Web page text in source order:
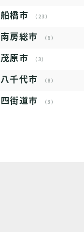
船橋市 （23）
南房総市 （6）
茂原市 （3）
八千代市 （8）
四街道市 （3）